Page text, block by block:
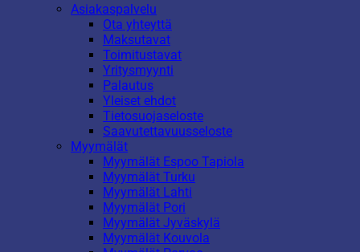
Asiakaspalvelu
Ota yhteyttä
Maksutavat
Toimitustavat
Yritysmyynti
Palautus
Yleiset ehdot
Tietosuojaseloste
Saavutettavuusseloste
Myymälät
Myymälät Espoo Tapiola
Myymälät Turku
Myymälät Lahti
Myymälät Pori
Myymälät Jyväskylä
Myymälät Kouvola